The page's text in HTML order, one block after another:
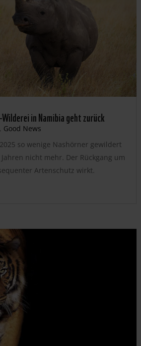
in Namibia geht zurück
, Good News
so wenige Nashörner gewildert
nicht mehr. Der Rückgang um
Artenschutz wirkt.